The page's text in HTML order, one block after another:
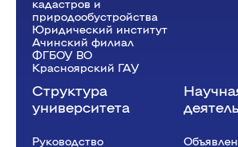
кадастров и
природообустройства
Юридический институт
Ачинский филиал
ФГБОУ ВО
Красноярский ГАУ
Структура
университета
Руководство